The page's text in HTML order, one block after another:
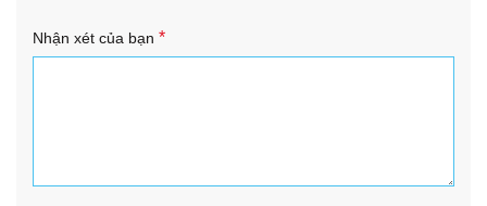
Nhận xét của bạn *